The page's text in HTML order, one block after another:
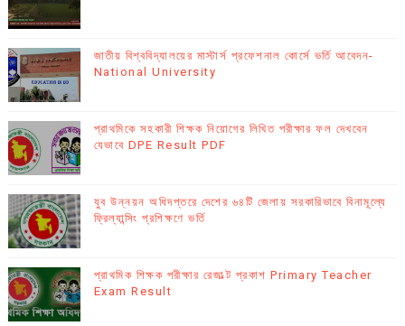
জাতীয় বিশ্ববিদ্যালয়ের মাস্টার্স প্রফেশনাল কোর্সে ভর্তি আবেদন-
National University
প্রাথমিকে সহকারী শিক্ষক নিয়োগের লিখিত পরীক্ষার ফল দেখবেন
যেভাবে DPE Result PDF
যুব উন্নয়ন অধিদপ্তরে দেশের ৬৪টি জেলায় সরকারিভাবে বিনামূল্যে
ফ্রিল্যান্সিং প্রশিক্ষণে ভর্তি
প্রাথমিক শিক্ষক পরীক্ষার রেজাল্ট প্রকাশ Primary Teacher
Exam Result